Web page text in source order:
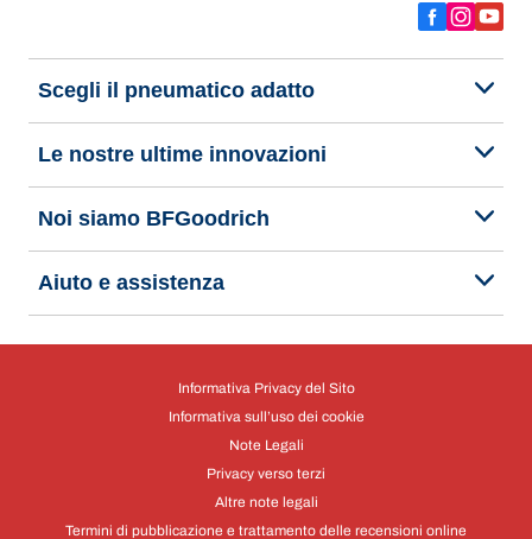
Scegli il pneumatico adatto
Le nostre ultime innovazioni
Noi siamo BFGoodrich
Aiuto e assistenza
Informativa Privacy del Sito
Informativa sull’uso dei cookie
Note Legali
Privacy verso terzi
Altre note legali
Termini di pubblicazione e trattamento delle recensioni online